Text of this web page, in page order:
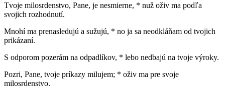
Tvoje milosrdenstvo, Pane, je nesmierne, * nuž oživ ma podľa
svojich rozhodnutí.
Mnohí ma prenasledujú a sužujú, * no ja sa neodkláňam od tvojich
prikázaní.
S odporom pozerám na odpadlíkov, * lebo nedbajú na tvoje výroky.
Pozri, Pane, tvoje príkazy milujem; * oživ ma pre svoje
milosrdenstvo.